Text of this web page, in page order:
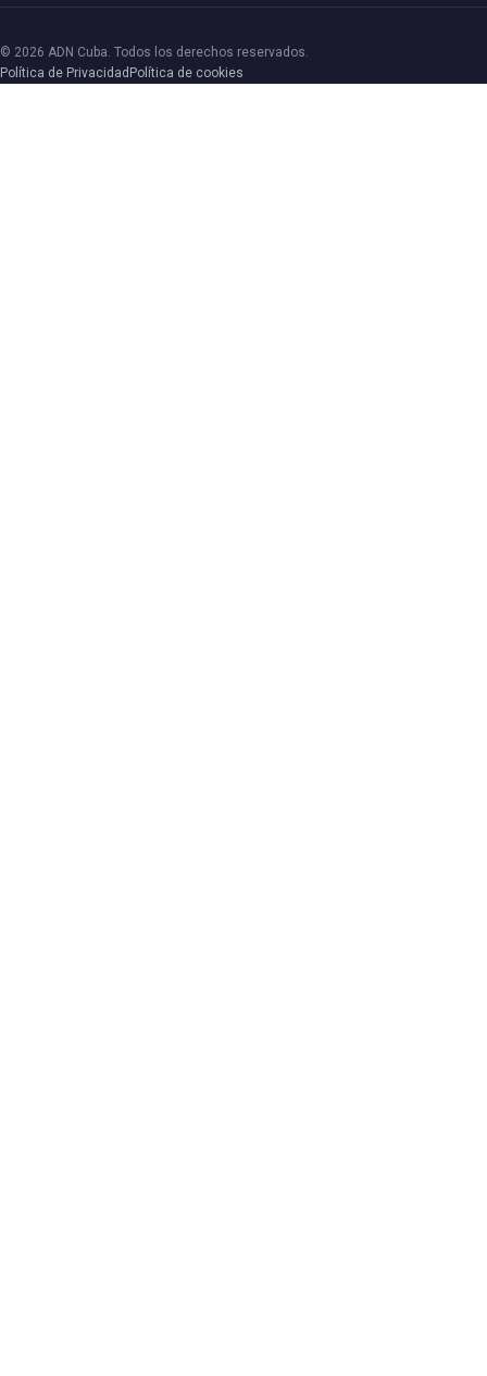
© 2026 ADN Cuba. Todos los derechos reservados.
Política de Privacidad Política de cookies